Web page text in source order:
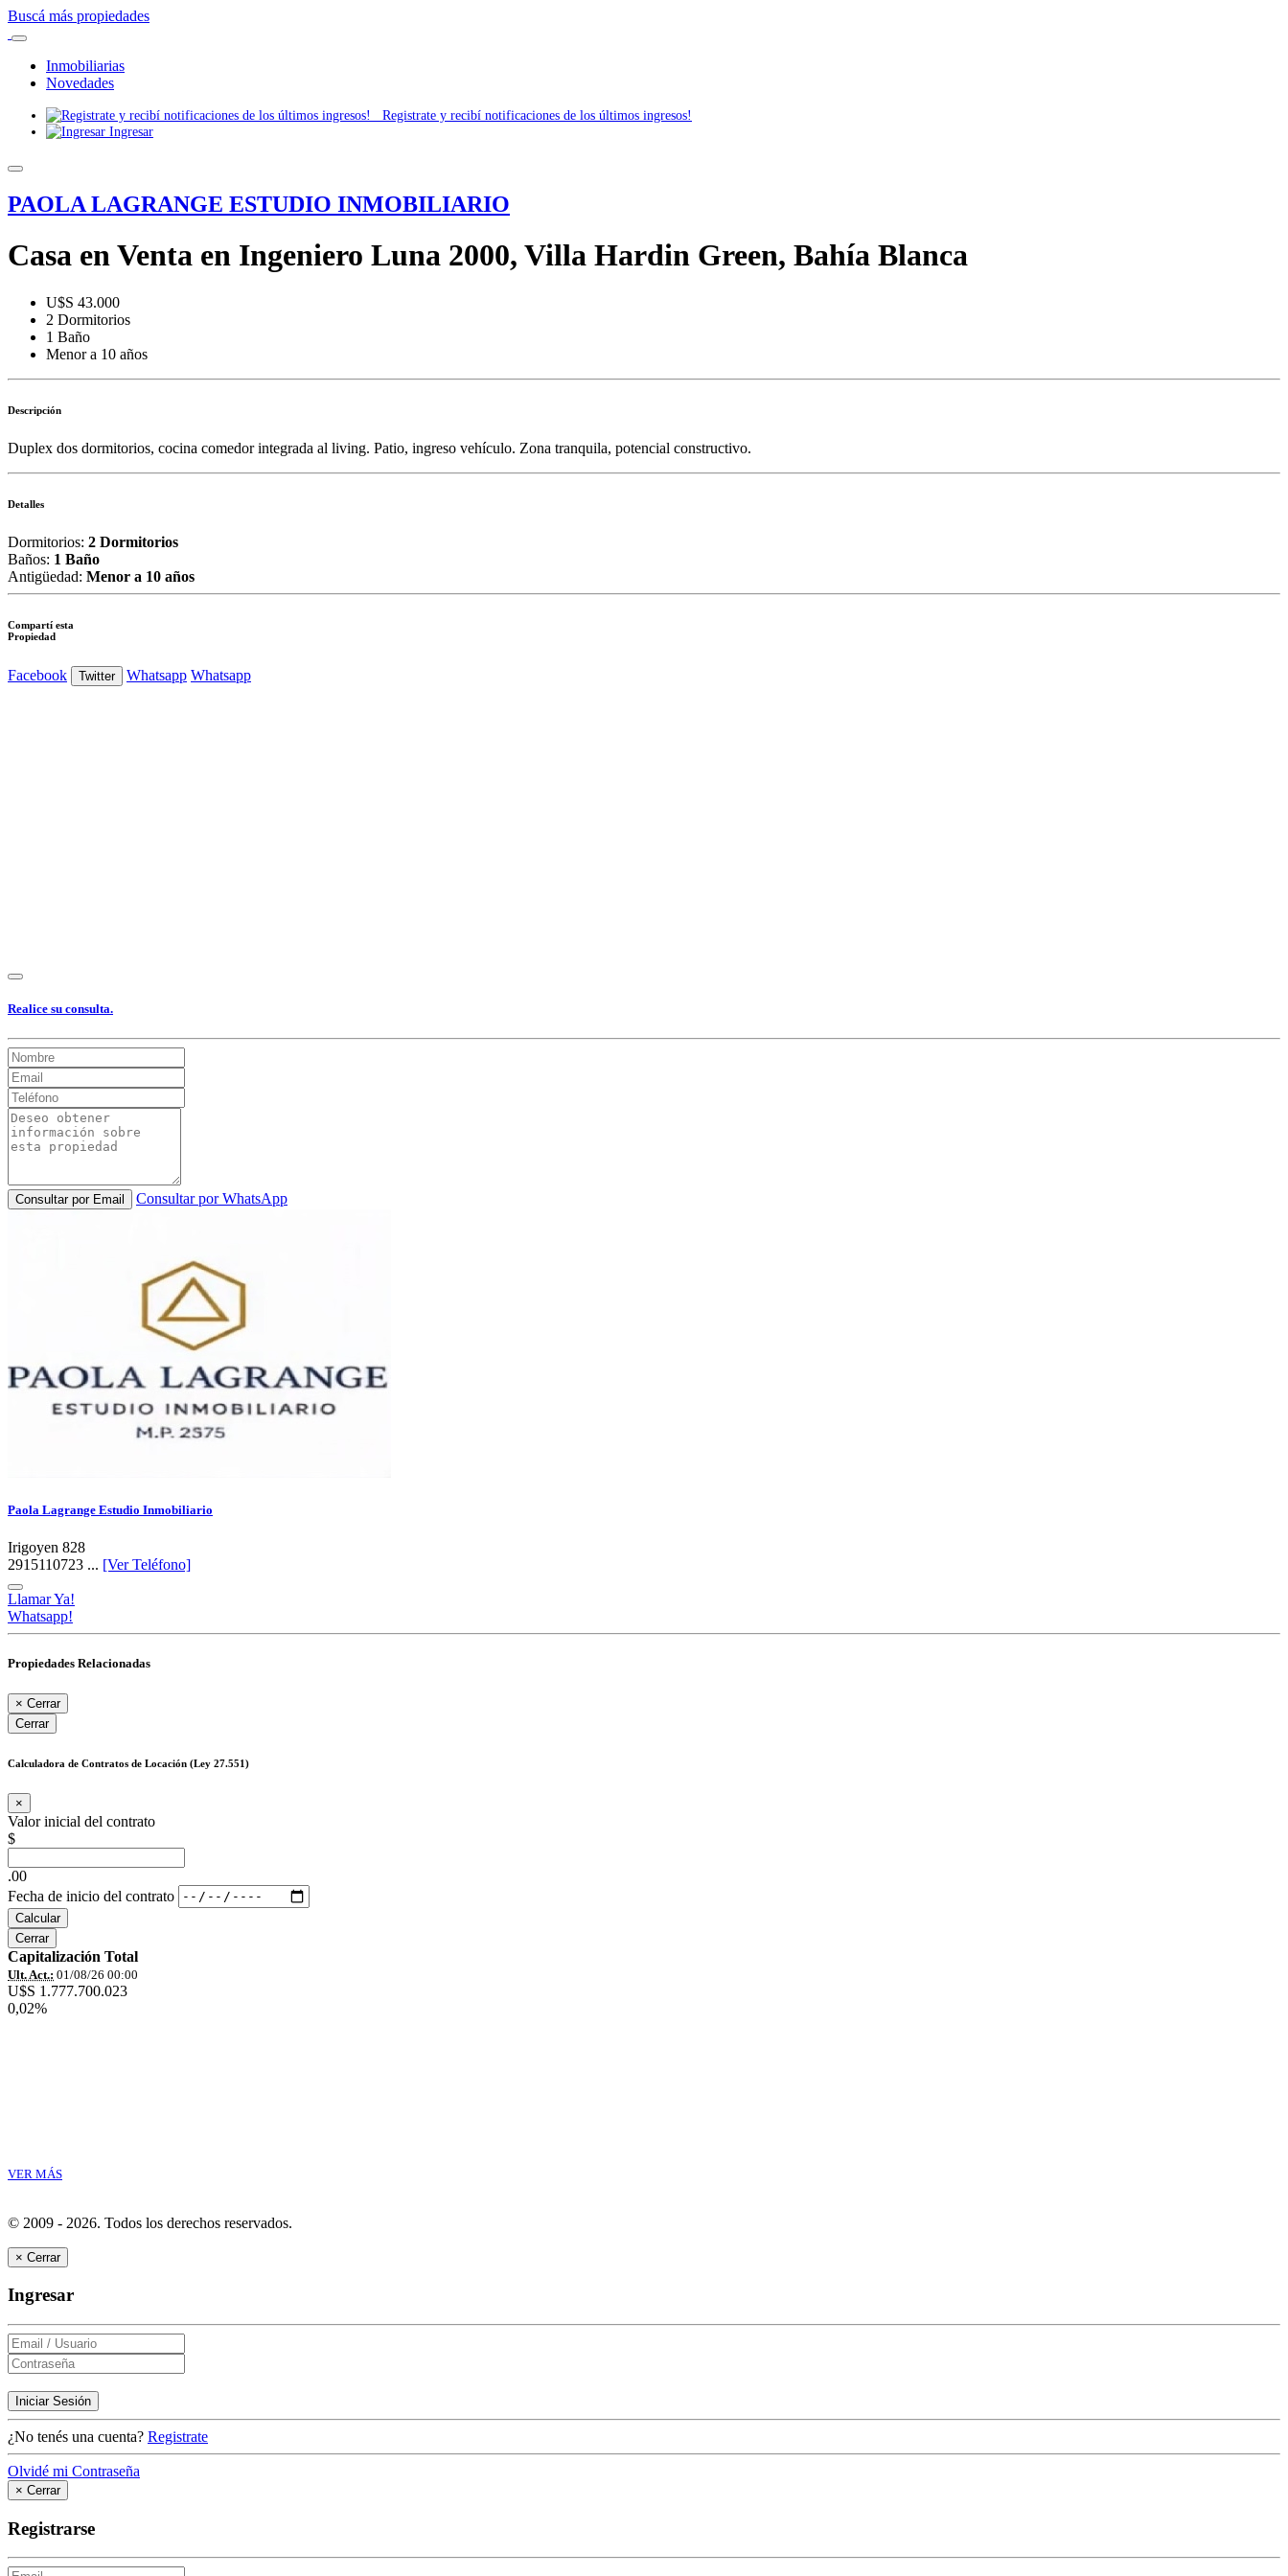
Buscá más propiedades
Inmobiliarias
Novedades
Registrate y recibí notificaciones de los últimos ingresos!
Ingresar
PAOLA LAGRANGE ESTUDIO INMOBILIARIO
Casa en Venta en Ingeniero Luna 2000, Villa Hardin Green, Bahía Blanca
U$S 43.000
2 Dormitorios
1 Baño
Menor a 10 años
Descripción
Duplex dos dormitorios, cocina comedor integrada al living. Patio, ingreso vehículo. Zona tranquila, potencial constructivo.
Detalles
Dormitorios: 2 Dormitorios
Baños: 1 Baño
Antigüedad: Menor a 10 años
Compartí esta
Propiedad
Facebook Twitter Whatsapp Whatsapp
Realice su consulta.
Consultar por Email Consultar por WhatsApp
Paola Lagrange Estudio Inmobiliario
Irigoyen 828
2915110723 ... [Ver Teléfono]
Llamar Ya!
Whatsapp!
Propiedades Relacionadas
× Cerrar
Cerrar
Calculadora de Contratos de Locación (Ley 27.551)
×
Valor inicial del contrato
$
.00
Fecha de inicio del contrato
Calcular
Cerrar
Capitalización Total
Ult. Act.: 01/08/26 00:00
U$S 1.777.700.023
0,02%
VER MÁS
© 2009 - 2026. Todos los derechos reservados.
× Cerrar
Ingresar
Iniciar Sesión
¿No tenés una cuenta? Registrate
Olvidé mi Contraseña
× Cerrar
Registrarse